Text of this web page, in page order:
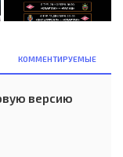
КОММЕНТИРУЕМЫЕ
версию